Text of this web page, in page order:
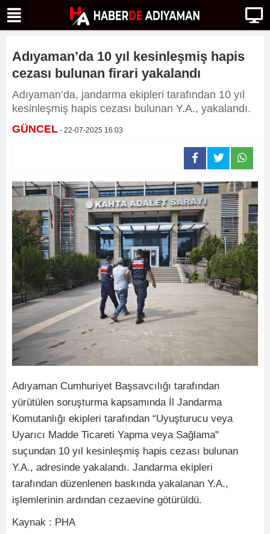
Adıyaman’da 10 yıl kesinleşmiş hapis
cezası bulunan firari yakalandı
Adıyaman’da, jandarma ekipleri tarafından 10 yıl
kesinleşmiş hapis cezası bulunan Y.A., yakalandı.
GÜNCEL - 22-07-2025 16:03
Adıyaman Cumhuriyet Başsavcılığı tarafından
yürütülen soruşturma kapsamında İl Jandarma
Komutanlığı ekipleri tarafından “Uyuşturucu veya
Uyarıcı Madde Ticareti Yapma veya Sağlama"
suçundan 10 yıl kesinleşmiş hapis cezası bulunan
Y.A., adresinde yakalandı. Jandarma ekipleri
tarafından düzenlenen baskında yakalanan Y.A.,
işlemlerinin ardından cezaevine götürüldü.
Kaynak : PHA